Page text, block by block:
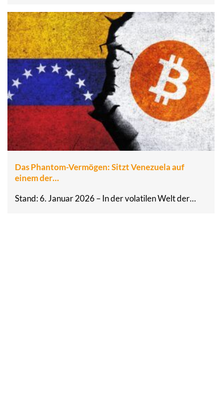
Das Phantom-Vermögen: Sitzt Venezuela auf
einem der…
Stand: 6. Januar 2026 – In der volatilen Welt der…